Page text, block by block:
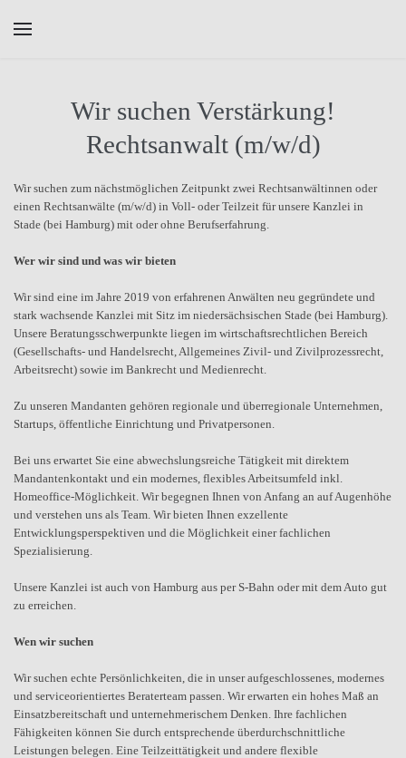
Wir suchen Verstärkung!
Rechtsanwalt (m/w/d)
Wir suchen zum nächstmöglichen Zeitpunkt zwei Rechtsanwältinnen oder
einen Rechtsanwälte (m/w/d) in Voll- oder Teilzeit für unsere Kanzlei in
Stade (bei Hamburg) mit oder ohne Berufserfahrung.
Wer wir sind und was wir bieten
Wir sind eine im Jahre 2019 von erfahrenen Anwälten neu gegründete und
stark wachsende Kanzlei mit Sitz im niedersächsischen Stade (bei Hamburg).
Unsere Beratungsschwerpunkte liegen im wirtschaftsrechtlichen Bereich
(Gesellschafts- und Handelsrecht, Allgemeines Zivil- und Zivilprozessrecht,
Arbeitsrecht) sowie im Bankrecht und Medienrecht.
Zu unseren Mandanten gehören regionale und überregionale Unternehmen,
Startups, öffentliche Einrichtung und Privatpersonen.
Bei uns erwartet Sie eine abwechslungsreiche Tätigkeit mit direktem
Mandantenkontakt und ein modernes, flexibles Arbeitsumfeld inkl.
Homeoffice-Möglichkeit. Wir begegnen Ihnen von Anfang an auf Augenhöhe
und verstehen uns als Team. Wir bieten Ihnen exzellente
Entwicklungsperspektiven und die Möglichkeit einer fachlichen
Spezialisierung.
Unsere Kanzlei ist auch von Hamburg aus per S-Bahn oder mit dem Auto gut
zu erreichen.
Wen wir suchen
Wir suchen echte Persönlichkeiten, die in unser aufgeschlossenes, modernes
und serviceorientiertes Beraterteam passen. Wir erwarten ein hohes Maß an
Einsatzbereitschaft und unternehmerischem Denken. Ihre fachlichen
Fähigkeiten können Sie durch entsprechende überdurchschnittliche
Leistungen belegen. Eine Teilzeittätigkeit und andere flexible